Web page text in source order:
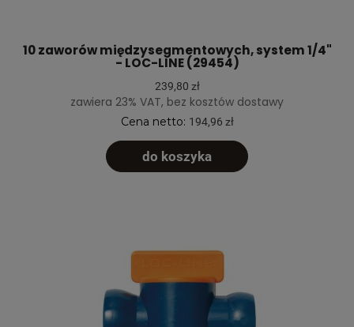
10 zaworów międzysegmentowych, system 1/4"
- LOC-LINE (29454)
239,80 zł
zawiera 23% VAT, bez kosztów dostawy
Cena netto: 194,96 zł
do koszyka